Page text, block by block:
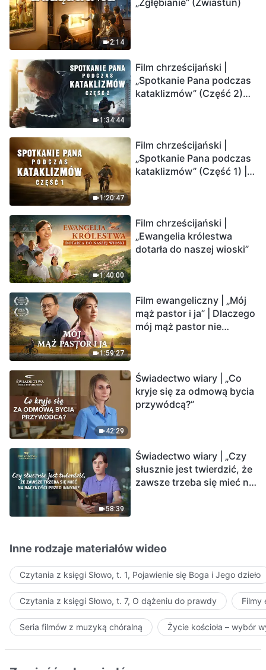
2:14
„Zgłębianie” (Zwiastun)
1:34:44
Film chrześcijański |
„Spotkanie Pana podczas
kataklizmów” (Część 2)
Ludzkość weszła w
odliczanie. Czy znalazłeś
już drogę ocalenia?
1:20:47
Film chrześcijański |
„Spotkanie Pana podczas
kataklizmów” (Część 1) |
1:40:00
Film chrześcijański |
„Ewangelia królestwa
dotarła do naszej wioski”
1:59:27
Film ewangeliczny | „Mój
mąż pastor i ja” | Dlaczego
mój mąż pastor nie
42:29
Świadectwo wiary | „Co
kryje się za odmową bycia
przywódcą?”
58:39
Świadectwo wiary | „Czy
słusznie jest twierdzić, że
zawsze trzeba się mieć na
Inne rodzaje materiałów wideo
Czytania z księgi Słowo, t. 1, Pojawienie się Boga i Jego dzieło
Czytania z księgi Słowo, t. 7, O dążeniu do prawdy Filmy
Seria filmów z muzyką chóralną Życie kościoła – wybór